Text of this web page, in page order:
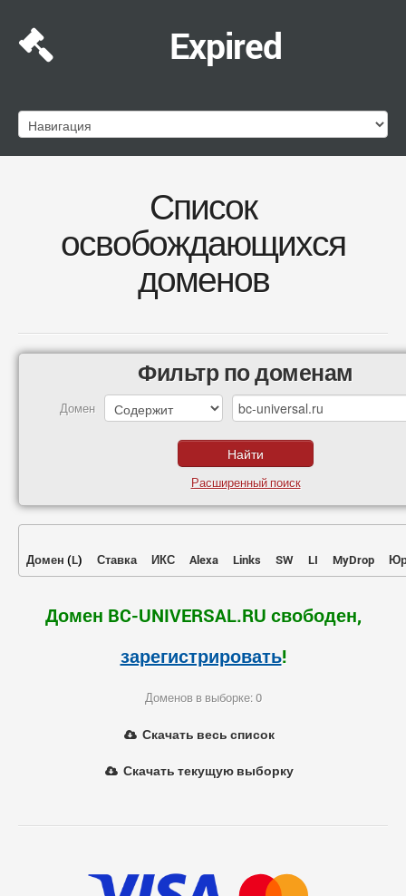
Expired
Список
освобождающихся
доменов
Фильтр по доменам
Домен
Расширенный поиск
Домен (L) Ставка ИКС Alexa Links SW LI MyDrop
Домен BC-UNIVERSAL.RU свободен,
зарегистрировать!
Доменов в выборке: 0
Скачать весь список
Скачать текущую выборку